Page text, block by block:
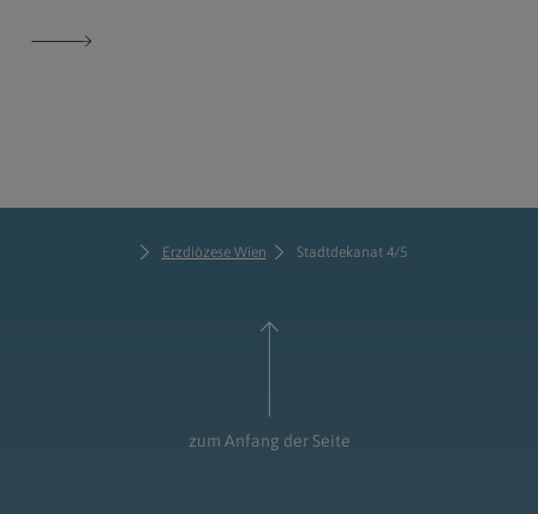
Erzdiözese Wien Stadtdekanat 4/5
zum Anfang der Seite